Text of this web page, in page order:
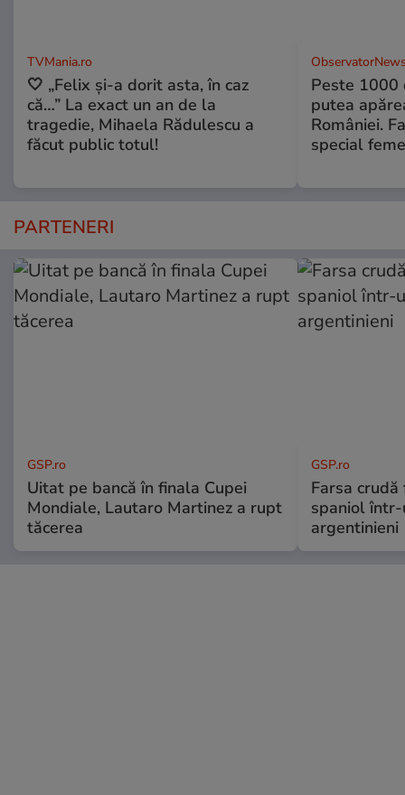
TVMania.ro
🤍 „Felix și-a dorit asta, în caz
că…” La exact un an de la
tragedie, Mihaela Rădulescu a
făcut public totul!
Peste 1000
putea
României.
special
PARTENERI
GSP.ro
Uitat pe bancă în finala Cupei
Mondiale, Lautaro Martinez a rupt
tăcerea
GSP.ro
Farsa
spaniol într-
argentinieni